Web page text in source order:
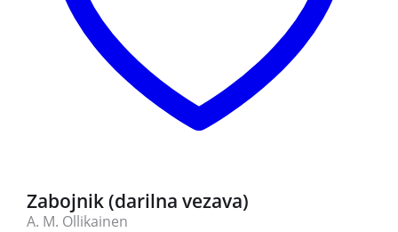
Zabojnik (darilna vezava)
A. M. Ollikainen